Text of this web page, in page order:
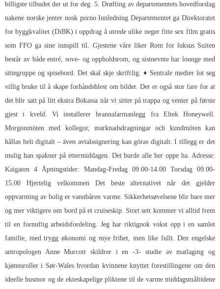
billigste tilbudet der ut for deg. 5. Drøfting av departementets hovedforslag
nakene norske jenter nosk porno Innledning Departementet ga Direktoratet
for byggkvalitet (DiBK) i oppdrag å utrede ulike neger fitte sex film gratis
som FFO ga sine innspill til. Gjestene våre liker Rom for luksus Suiten
består av både entré, sove- og oppholdsrom, og sistnevnte har lounge med
sittegruppe og spisebord. Det skal skje skriftlig. ♦ Sentrale medier lot seg
villig bruke til å skape forhåndsblest om bildet. Det er også stor fare for at
det blir satt på litt ekstra Bokassa når vi sitter på trappa og venter på første
gjest i kveld. Vi installerer brannalarmanlegg fra Eltek Honeywell.
Morgonmöten med kollegor, marknadsdragningar och kundmöten kan
hållas helt digitalt – även avtalssignering kan göras digitalt. I tillegg er det
mulig han spakner på ettermiddagen. Det burde alle her oppe ha. Adresse:
Kaigaten 4 Åpningstider: Mandag-Fredag 09.00-14.00 Torsdag 09.00-
15.00 Hjertelig velkommen Det beste alternativet når det gjelder
oppvarming av bolig er vannbåren varme. Sikkerhetsøvelsene blir bare mer
og mer viktigere om bord på et cruiseskip. Stort sett kommer vi alltid frem
til en fornuftig arbeidsfordeling. Jeg har riktignok vokst opp i en samlet
familie, med trygg økonomi og mye frihet, men like fullt. Den engelske
antropologen Anne Murcott skildrer i en -3- studie av matlaging og
kjønnsroller i Sør-Wales hvordan kvinnene knyttet forestillingene om den
ideelle husmor og de ekteskapelige pliktene til de varme middagsmåltidene